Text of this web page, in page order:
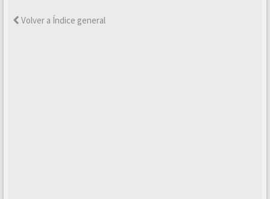
Volver a Índice general